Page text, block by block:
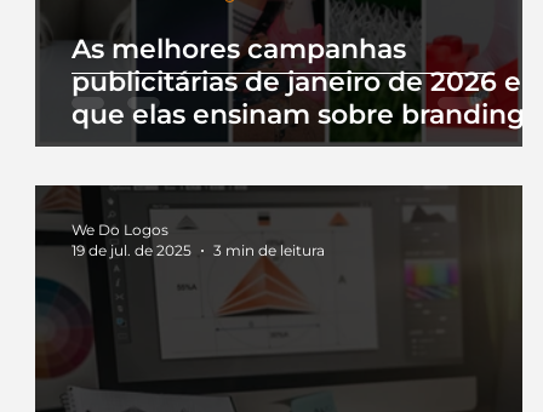
As melhores campanhas
publicitárias de janeiro de 2026 e
que elas ensinam sobre branding
We Do Logos
19 de jul. de 2025
3 min de leitura